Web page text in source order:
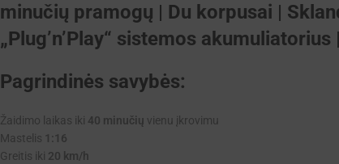
minučių pramogų | Du korpusai |
„Plug’n’Play“ sistemos
Pagrindinės savybės:
Žaidimo laikas iki 40 minučių vienu įkrovimu
Mastelis 1:16
Greitis iki 20 km/h